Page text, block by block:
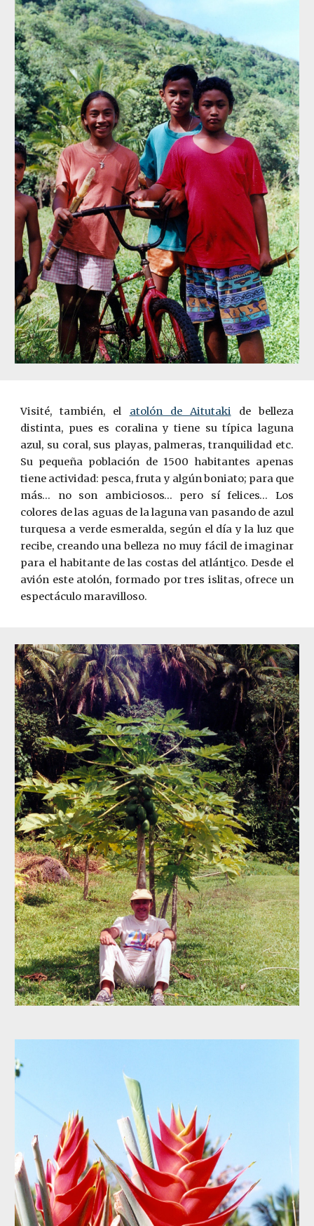
Visité, también, el atolón de Aitutakide belleza
distinta, pues es coralina y tiene su típica laguna
azul, su coral, sus pla­yas, palmeras, tranquilidad etc.
Su pequeña población de 1500 habitantes apenas
tiene actividad: pesca, fruta y algún boniato; para que
más… no son ambiciosos… pero sí felices… Los
colores de las aguas de la laguna van pasando de azul
turquesa a verde ­esmeralda, según el día y la luz que
recibe, creando una belleza no muy fácil de imaginar
para el habitante de las costas del atlántico. Desde el
avión este atolón, formado por tres islitas, ofrece un
espectáculo maravilloso.